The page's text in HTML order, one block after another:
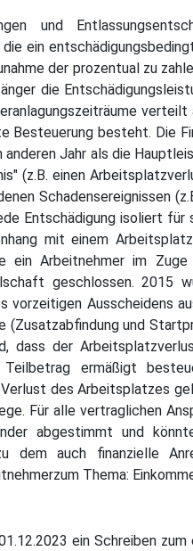
und
ein
der prozentual zu
die
Besteuerung besteht. Die
Jahr als die
(z.B. einen
Schadensereignissen
Entschädigung isoliert
mit einem
Arbeitnehmer im
geschlossen. 2015
vorzeitigen Ausscheidens
und
dass der
Teilbetrag ermäßigt
des Arbeitsplatzes
Für alle vertraglichen
abgestimmt und
dem auch finanzielle
Thema:
ein Schreiben